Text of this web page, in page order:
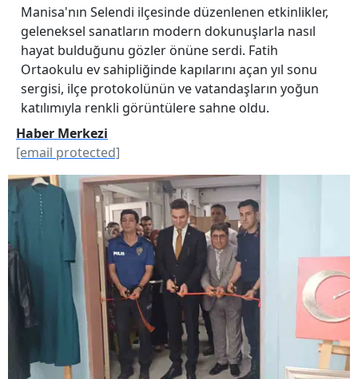
Manisa'nın Selendi ilçesinde düzenlenen etkinlikler,
geleneksel sanatların modern dokunuşlarla nasıl
hayat bulduğunu gözler önüne serdi. Fatih
Ortaokulu ev sahipliğinde kapılarını açan yıl sonu
sergisi, ilçe protokolünün ve vatandaşların yoğun
katılımıyla renkli görüntülere sahne oldu.
Haber Merkezi
[email protected]